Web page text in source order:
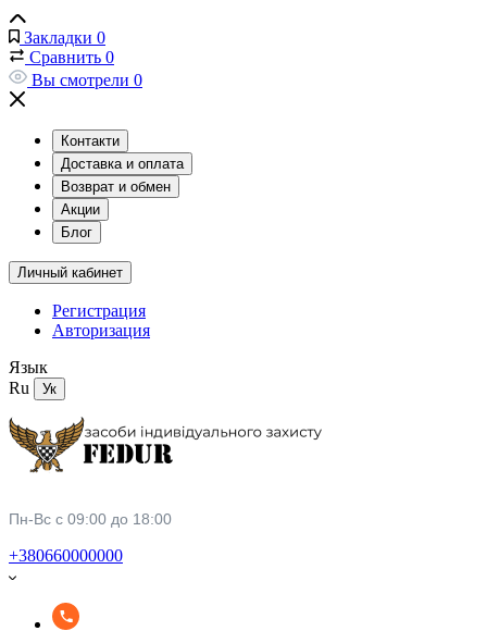
Закладки 0
Сравнить 0
Вы смотрели 0
Контакти
Доставка и оплата
Возврат и обмен
Акции
Блог
Личный кабинет
Регистрация
Авторизация
Язык
Ru
Ук
Пн-Вс с 09:00 до 18:00
+380660000000